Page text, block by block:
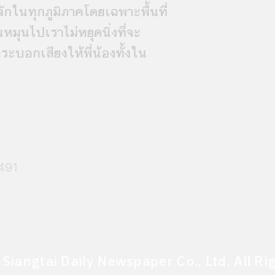
ในทุกภูมิภาคโดยเฉพาะพื้นที่
มุนไปเราไม่หยุดนิ่งที่จะ
ะบอกเสียงให้พี่น้องทั้งใน